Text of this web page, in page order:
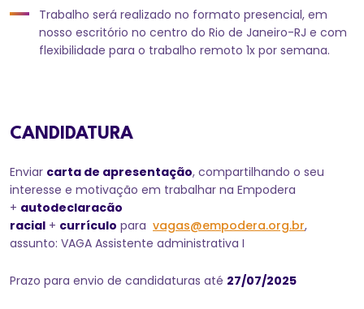
Trabalho será realizado no formato presencial, em
nosso escritório no centro do Rio de Janeiro-RJ e com
flexibilidade para o trabalho remoto 1x por semana.
CANDIDATURA
Enviar carta de apresentação, compartilhando o seu
interesse e motivação em trabalhar na Empodera
+ autodeclaracão
racial + currículo para vagas@empodera.org.br,
assunto: VAGA Assistente administrativa I
Prazo para envio de candidaturas até 27/07/2025